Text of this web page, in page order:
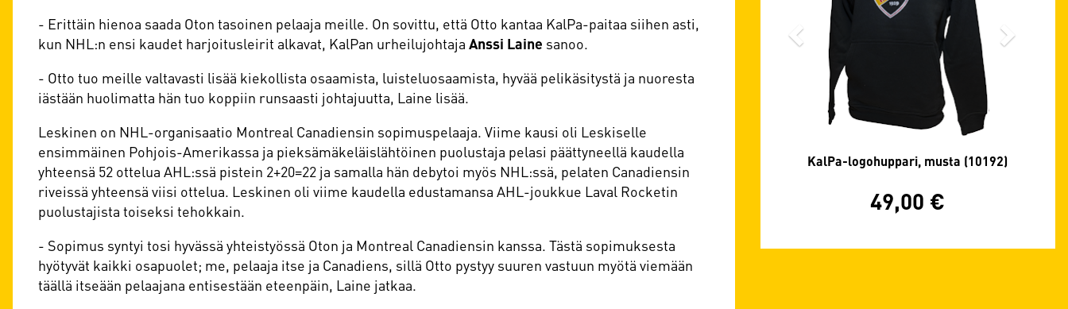
- Erittäin hienoa saada Oton tasoinen pelaaja meille. On sovittu, että Otto kantaa KalPa-paitaa siihen asti,
kun NHL:n ensi kaudet harjoitusleirit alkavat, KalPan urheilujohtaja Anssi Laine sanoo.
- Otto tuo meille valtavasti lisää kiekollista osaamista, luisteluosaamista, hyvää pelikäsitystä ja nuoresta
iästään huolimatta hän tuo koppiin runsaasti johtajuutta, Laine lisää.
Leskinen on NHL-organisaatio Montreal Canadiensin sopimuspelaaja. Viime kausi oli Leskiselle
ensimmäinen Pohjois-Amerikassa ja pieksämäkeläislähtöinen puolustaja pelasi päättyneellä kaudella
yhteensä 52 ottelua AHL:ssä pistein 2+20=22 ja samalla hän debytoi myös NHL:ssä, pelaten Canadiensin
riveissä yhteensä viisi ottelua. Leskinen oli viime kaudella edustamansa AHL-joukkue Laval Rocketin
puolustajista toiseksi tehokkain.
- Sopimus syntyi tosi hyvässä yhteistyössä Oton ja Montreal Canadiensin kanssa. Tästä sopimuksesta
hyötyvät kaikki osapuolet; me, pelaaja itse ja Canadiens, sillä Otto pystyy suuren vastuun myötä viemään
täällä itseään pelaajana entisestään eteenpäin, Laine jatkaa.
KalPa-logohuppari, musta (10192)
49,00 €